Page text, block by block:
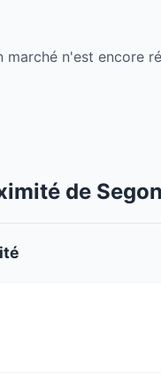
marché n'est encore
de